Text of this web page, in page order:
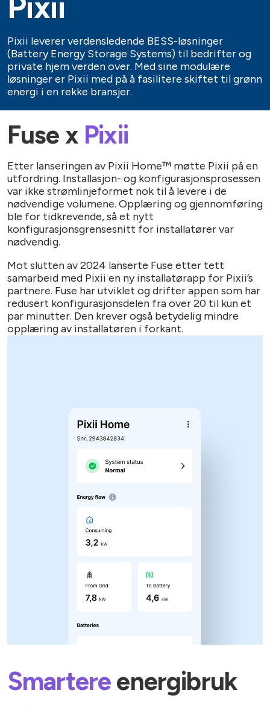
Pixii
Pixii leverer verdensledende BESS-løsninger
(Battery Energy Storage Systems) til bedrifter og
private hjem verden over. Med sine modulære
løsninger er Pixii med på å fasilitere skiftet til grønn
energi i en rekke bransjer.
Fuse x Pixii
Etter lanseringen av Pixii Home™ møtte Pixii på en
utfordring. Installasjon- og konfigurasjonsprosessen
var ikke strømlinjeformet nok til å levere i de
nødvendige volumene. Opplæring og gjennomføring
ble for tidkrevende, så et nytt
konfigurasjonsgrensesnitt for installatører var
nødvendig.
Mot slutten av 2024 lanserte Fuse etter tett
samarbeid med Pixii en ny installatørapp for Pixii’s
partnere. Fuse har utviklet og drifter appen som har
redusert konfigurasjonsdelen fra over 20 til kun et
par minutter. Den krever også betydelig mindre
opplæring av installatøren i forkant.
Smartereenergibruk